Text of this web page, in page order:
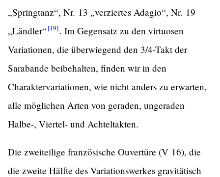
„Springtanz“, Nr. 13 „verziertes Adagio“, Nr. 19
„Ländler“ [19]. Im Gegensatz zu den virtuosen
Variationen, die überwiegend den 3/4-Takt der
Sarabande beibehalten, finden wir in den
Charaktervariationen, wie nicht anders zu erwarten,
alle möglichen Arten von geraden, ungeraden
Halbe-, Viertel- und Achteltakten.
Die zweiteilige französische Ouvertüre (V 16), die
die zweite Hälfte des Variationswerkes gravitätisch